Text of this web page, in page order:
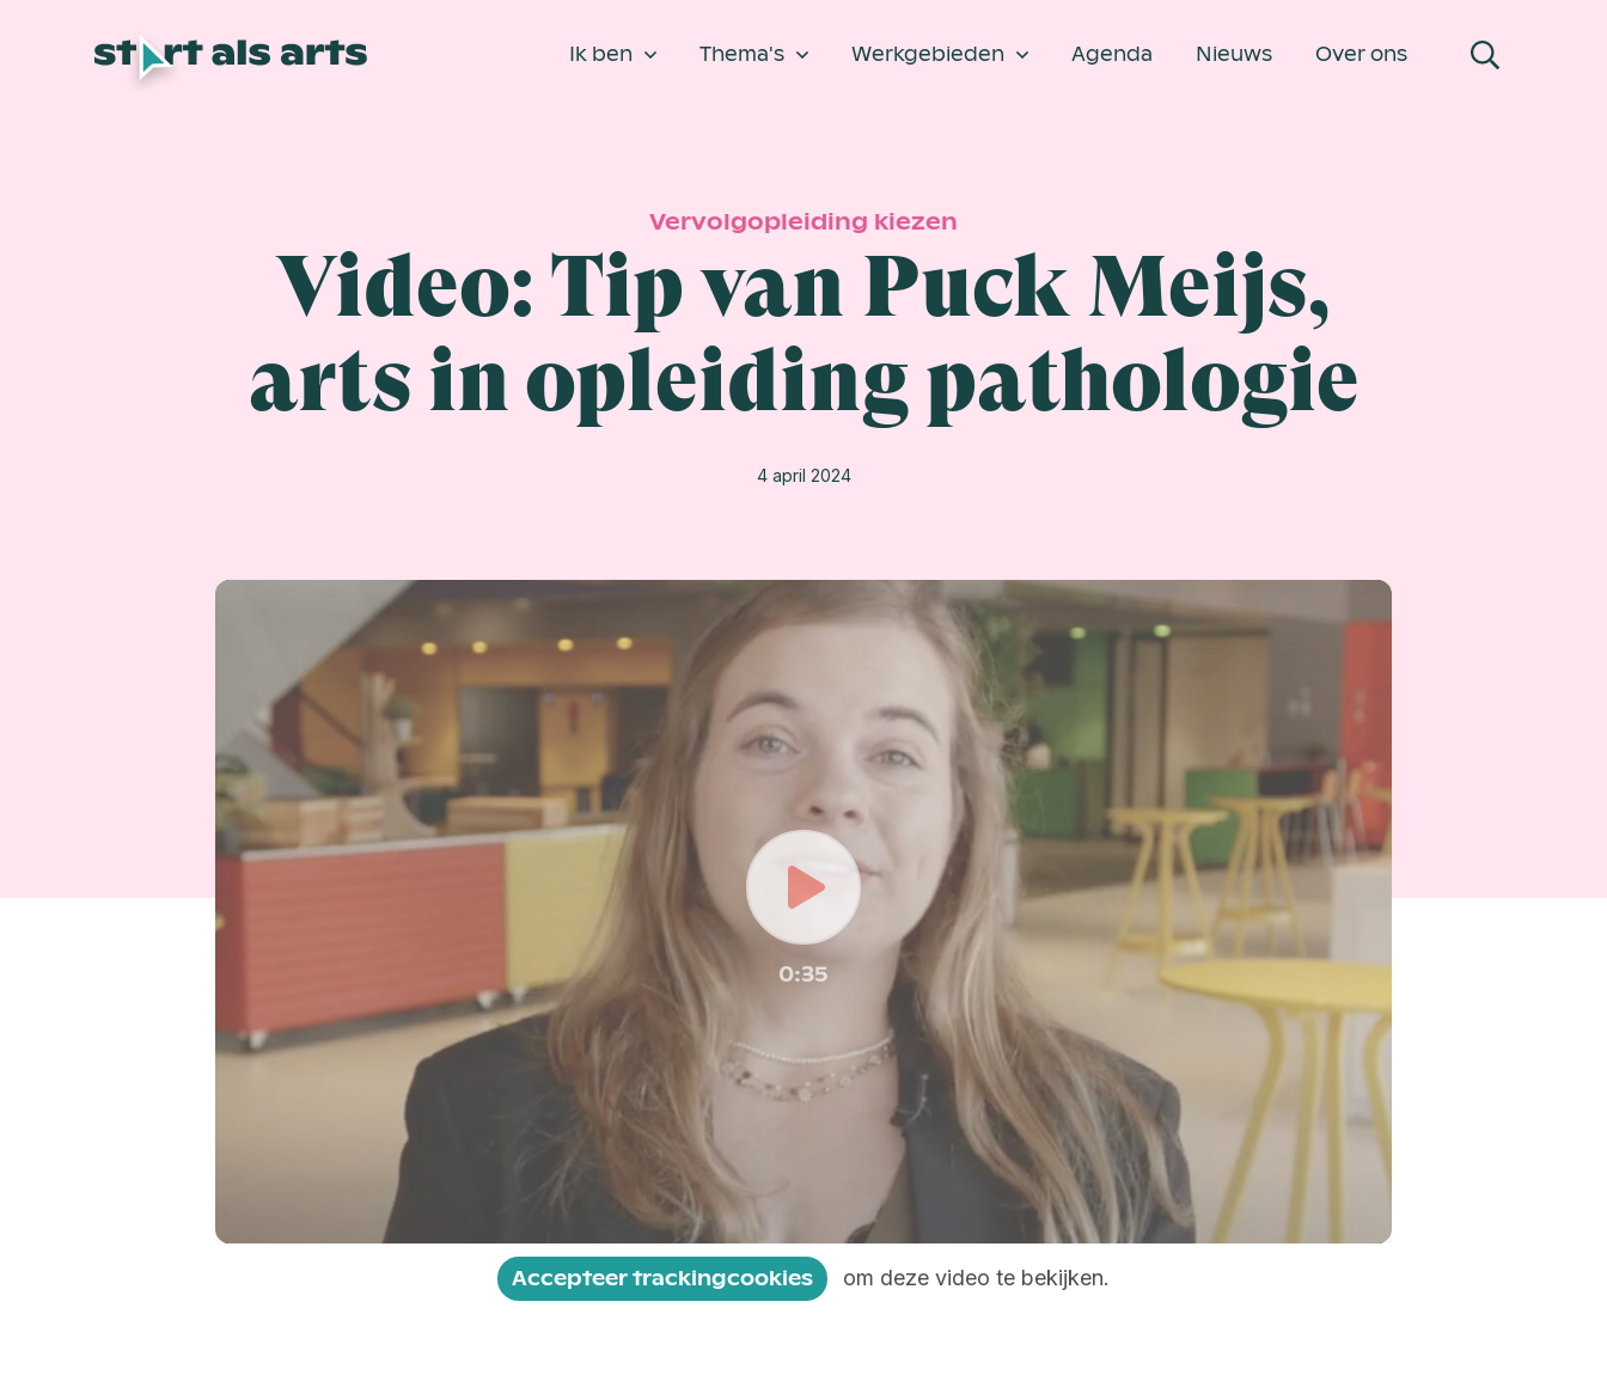
Ik ben Thema's Werkgebieden Agenda Nieuws Over ons
Vervolgopleiding kiezen
Video: Tip van Puck Meijs,
arts in opleiding pathologie
4 april 2024
0:35
Play
-00:36
Mute Settings
Enter
Play
Accepteer trackingcookies om deze video te bekijken.